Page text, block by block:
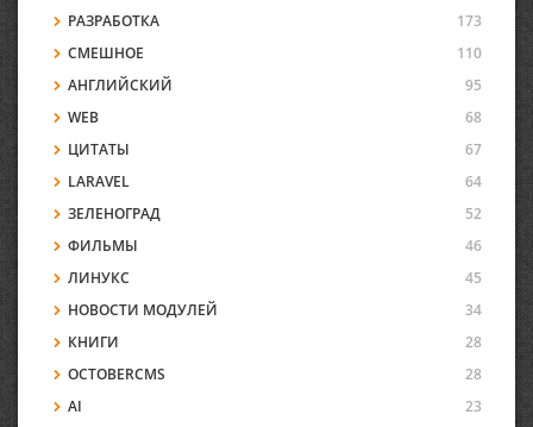
РАЗРАБОТКА
173
СМЕШНОЕ
110
АНГЛИЙСКИЙ
95
WEB
68
ЦИТАТЫ
67
LARAVEL
64
ЗЕЛЕНОГРАД
52
ФИЛЬМЫ
46
ЛИНУКС
45
НОВОСТИ МОДУЛЕЙ
34
КНИГИ
28
OCTOBERCMS
28
AI
23